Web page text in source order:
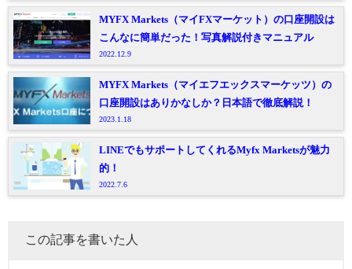
MYFX Markets（マイFXマーケット）の口座開設は
こんなに簡単だった！写真解説付きマニュアル
2022.12.9
MYFX Markets（マイエフエックスマーケッツ）の
口座開設はありかなしか？日本語で徹底解説！
2023.1.18
LINEでもサポートしてくれるMyfx Marketsが魅力
的！
2022.7.6
この記事を書いた人